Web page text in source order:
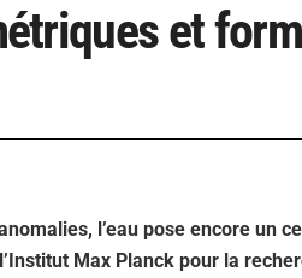
et
l’eau pose encore un
Max Planck pour la